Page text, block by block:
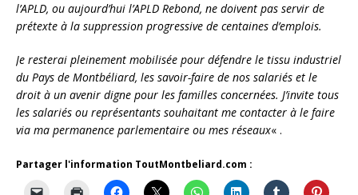
l’APLD, ou aujourd’hui l’APLD Rebond, ne doivent pas servir de
prétexte à la suppression progressive de centaines d’emplois.
Je resterai pleinement mobilisée pour défendre le tissu industriel
du Pays de Montbéliard, les savoir-faire de nos salariés et le
droit à un avenir digne pour les familles concernées. J’invite tous
les salariés ou représentants souhaitant me contacter à le faire
via ma permanence parlementaire ou mes réseaux« .
Partager l'information ToutMontbeliard.com :